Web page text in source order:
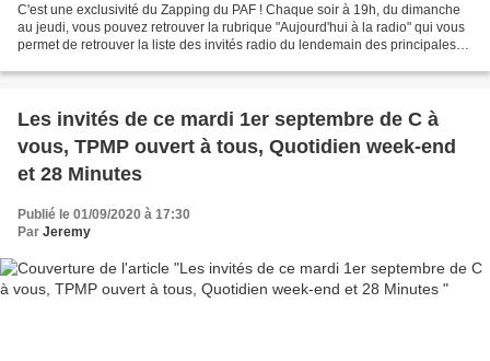
C'est une exclusivité du Zapping du PAF ! Chaque soir à 19h, du dimanche
au jeudi, vous pouvez retrouver la rubrique "Aujourd'hui à la radio" qui vous
permet de retrouver la liste des invités radio du lendemain des principales
Les invités de ce mardi 1er septembre de C à
vous, TPMP ouvert à tous, Quotidien week-end
et 28 Minutes
Publié le 01/09/2020 à 17:30
Par Jeremy